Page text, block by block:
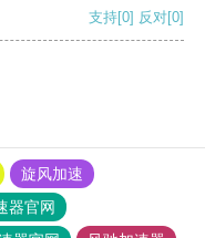
支持[0] 反对[0]
旋风加速
器官网